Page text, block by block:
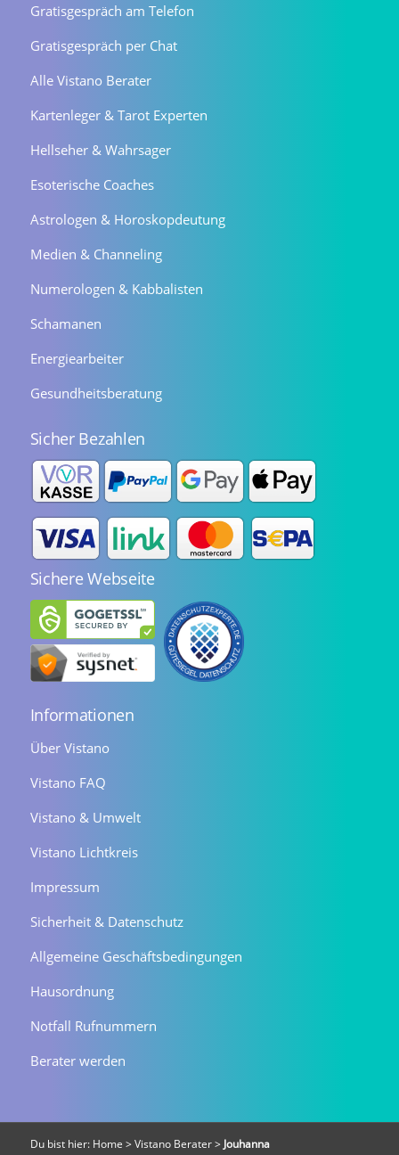
Gratisgespräch am Telefon
Gratisgespräch per Chat
Alle Vistano Berater
Kartenleger & Tarot Experten
Hellseher & Wahrsager
Esoterische Coaches
Astrologen & Horoskopdeutung
Medien & Channeling
Numerologen & Kabbalisten
Schamanen
Energiearbeiter
Gesundheitsberatung
Sicher Bezahlen
Sichere Webseite
Informationen
Über Vistano
Vistano FAQ
Vistano & Umwelt
Vistano Lichtkreis
Impressum
Sicherheit & Datenschutz
Allgemeine Geschäftsbedingungen
Hausordnung
Notfall Rufnummern
Berater werden
Du bist hier: Home > Vistano Berater> Jouhanna